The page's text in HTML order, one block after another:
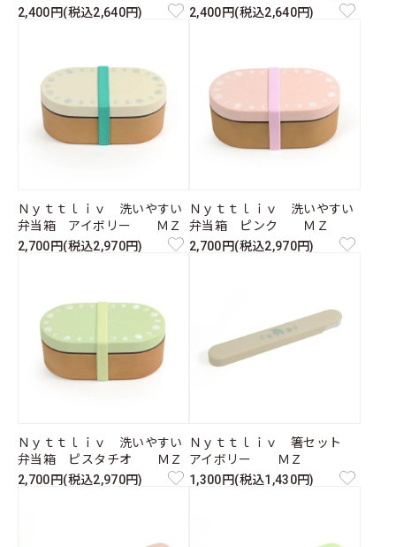
2,400円(税込2,640円)
2,400円(税込2,640円)
Ｎｙｔｔｌｉｖ 洗いやすい
弁当箱 アイボリー ＭＺ
2,700円(税込2,970円)
Ｎｙｔｔｌｉｖ 洗いやすい
弁当箱 ピンク ＭＺ
2,700円(税込2,970円)
Ｎｙｔｔｌｉｖ 洗いやすい
弁当箱 ピスタチオ ＭＺ
2,700円(税込2,970円)
Ｎｙｔｔｌｉｖ 箸セット
アイボリー ＭＺ
1,300円(税込1,430円)